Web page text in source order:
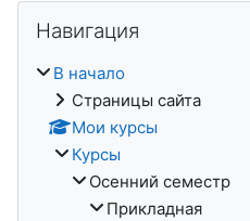
Навигация
В начало
Страницы сайта
Мои курсы
Курсы
Осенний семестр
Прикладная